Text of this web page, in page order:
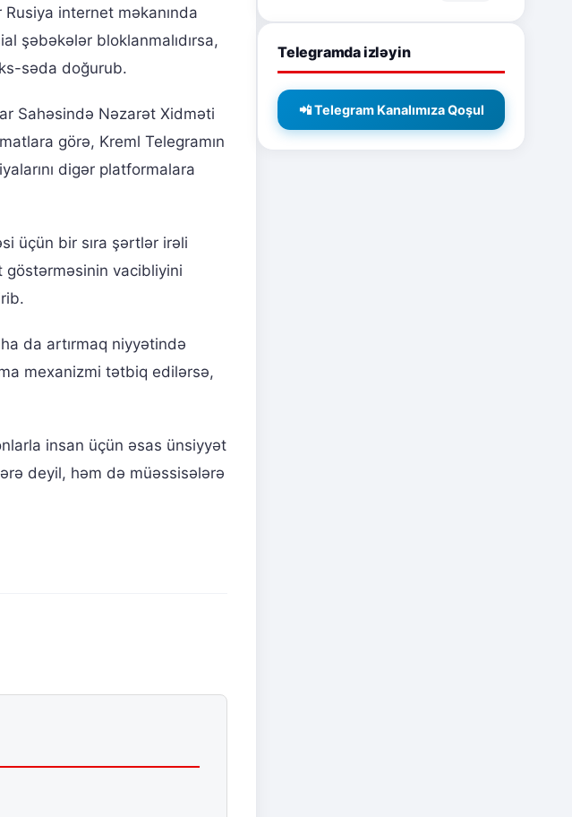
internet məkanında
şəbəkələr bloklanmalıdırsa,
səda doğurub.
Sahəsində Nəzarət Xidməti
görə, Kreml Telegramın
digər platformalara
üçün bir sıra şərtlər irəli
göstərməsinin vacibliyini
da artırmaq niyyətində
mexanizmi tətbiq edilərsə,
insan üçün əsas ünsiyyət
deyil, həm də müəssisələrə
Telegramda izləyin
📲 Telegram Kanalımıza Qoşul